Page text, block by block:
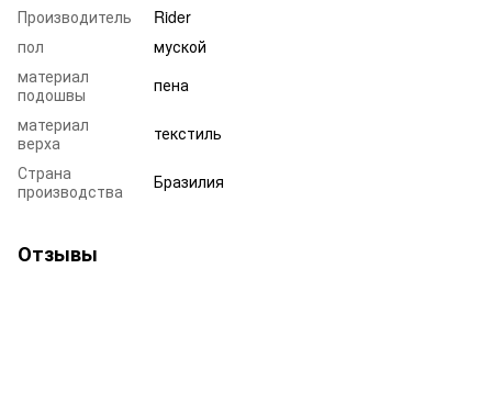
Производитель
Rider
пол
муской
материал
подошвы
пена
материал
верха
текстиль
Страна
производства
Бразилия
Отзывы